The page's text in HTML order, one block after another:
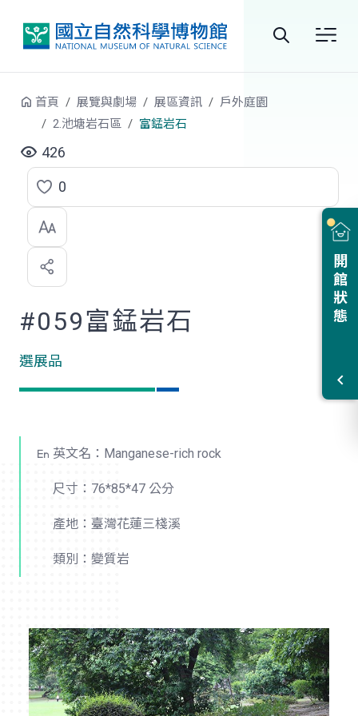
開館狀態
首頁 展覽與劇場 展區資訊
戶外庭園
2.池塘岩石區
富錳岩石
426
點
選
喜
歡
0
#059富錳岩石
選展品
英文名：Manganese-rich rock
尺寸：76*85*47 公分
產地：臺灣花蓮三棧溪
類別：變質岩